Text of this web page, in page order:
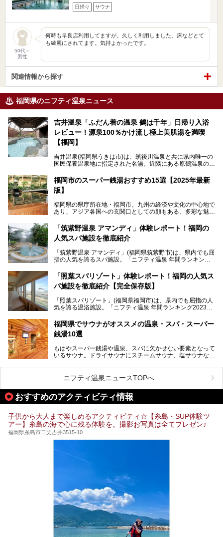
日帰り サウナ
50代～
男性
何時も早良店利用してますが。久しく利用しました。床などとて
も綺麗にされてます。気持よかったです。
関連情報から探す
福岡県のニフティ温泉ニュース
吉井温泉「ふだん着の温泉 鶴は千年」日帰り入浴
レビュー！源泉100％かけ流し極上美肌湯を満喫
【福岡】
吉井温泉(福岡県うきは市)は、筑後川温泉と共に県内唯一の
国民保養温泉地に指定された名湯。近隣にある原鶴温泉の観
す。
「ふだん着の温泉 鶴は千年」は、吉井温泉にある日帰り入
住民や温泉ファンに愛され続けています。今回は筆者自ら日
帰り入浴し、自慢の温泉を中心に詳細レビューします！
福岡市のスーパー銭湯おすすめ15選【2025年最新
版】
福岡県の県庁所在地・福岡市。九州の経済や文化の中心地で
あり、アジア各国への玄関口としての顔もある、多彩な魅力
そんな福岡市は、スーパー銭湯も多種多彩。玄界灘を眺めら
れるリゾート気分満点のスーパー銭湯から、繁華街近くのレ
いスーパー銭湯を一挙ご紹介します。
「筑紫野温泉 アマンディ」体験レポート！福岡の
人気スパ施設を徹底紹介
「筑紫野温泉 アマンディ」(福岡県筑紫野市)は、県内でも屈
指の人気を誇るスパ施設。「ニフティ温泉 年間ランキング2
入浴客で賑わっています。
そこで今回は、ニフティ温泉ライターである筆者が現地訪
ーム・併設するレストランを体験し、それらの全貌を徹底紹
介します！
「照葉スパリゾート」体験レポート！福岡の人気ス
パ施設を徹底紹介【完全保存版】
「照葉スパリゾート」(福岡県福岡市)は、県内でも屈指の人
気を誇る温浴施設。「ニフティ温泉 年間ランキング2023」
常連客で賑わっています。
そこで今回は、ニフティ温泉ライターである筆者が現地体
ューズメント・宿泊施設・グルメ・その他施設まで、多彩な
る全貌と魅力を徹底紹介します！
福岡県でサウナがオススメの温泉・スパ・スーパー
銭湯10選
もはやスーパー銭湯や温泉、スパに欠かせない要素となって
いるサウナ。ドライサウナにスチームサウナ、塩サウナな
ペース、ロウリュウなど、心ゆくまで楽しむためのサービス
が充実した施設も多くみられます。
今回はそんなサウナにこだわった、福岡県内のオススメ温
泉・銭湯・スパを10件紹介したいと思います！
ニフティ温泉ニュースTOPへ
おすすめのアクティビティ情報
子供から大人まで楽しめるアクティビティ☆【糸島・SUP体験ツ
アー】糸島の海で心に残る体験を。撮影お写真は全てプレゼン♪
福岡県糸島市二丈吉井3515-10